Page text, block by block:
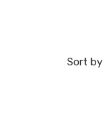
Sort by